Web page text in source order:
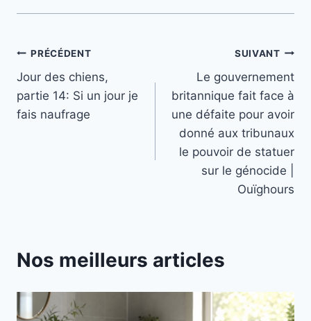
Navigation
de
l’article
PRÉCÉDENT
Jour des chiens,
partie 14: Si un jour je
fais naufrage
SUIVANT
Le gouvernement
britannique fait face à
une défaite pour avoir
donné aux tribunaux
le pouvoir de statuer
sur le génocide |
Ouïghours
Nos meilleurs articles